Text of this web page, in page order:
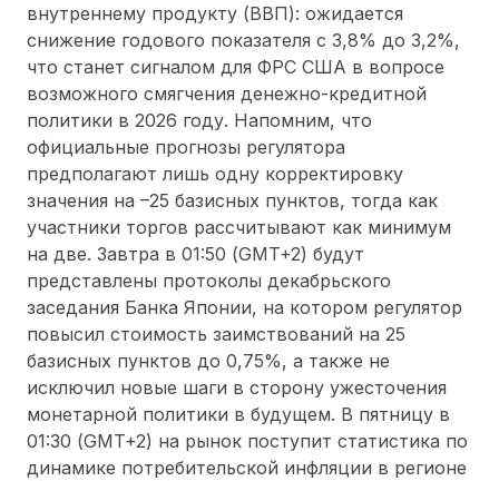
внутреннему продукту (ВВП): ожидается
снижение годового показателя с 3,8% до 3,2%,
что станет сигналом для ФРС США в вопросе
возможного смягчения денежно-кредитной
политики в 2026 году. Напомним, что
официальные прогнозы регулятора
предполагают лишь одну корректировку
значения на –25 базисных пунктов, тогда как
участники торгов рассчитывают как минимум
на две. Завтра в 01:50 (GMT+2) будут
представлены протоколы декабрьского
заседания Банка Японии, на котором регулятор
повысил стоимость заимствований на 25
базисных пунктов до 0,75%, а также не
исключил новые шаги в сторону ужесточения
монетарной политики в будущем. В пятницу в
01:30 (GMT+2) на рынок поступит статистика по
динамике потребительской инфляции в регионе